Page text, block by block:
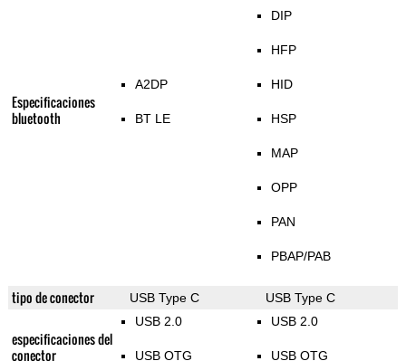
Especificaciones
bluetooth
A2DP
BT LE
DIP
HFP
HID
HSP
MAP
OPP
PAN
PBAP/PAB
tipo de conector USB Type C USB Type C
especificaciones del
conector
USB 2.0
USB OTG
USB 2.0
USB OTG